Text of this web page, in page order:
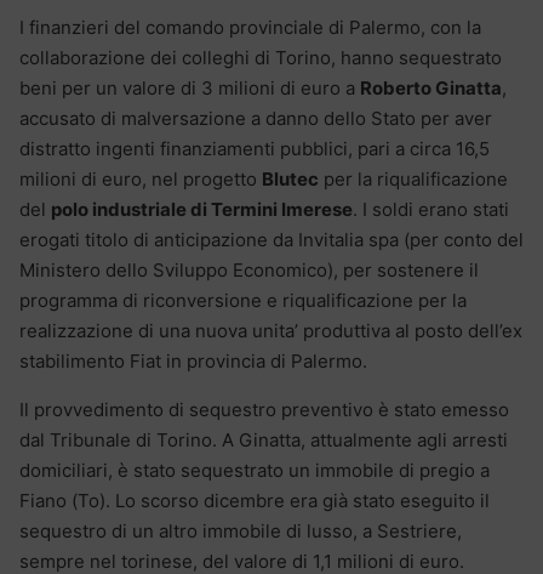
I finanzieri del comando provinciale di Palermo, con la
collaborazione dei colleghi di Torino, hanno sequestrato
beni per un valore di 3 milioni di euro a Roberto Ginatta,
accusato di malversazione a danno dello Stato per aver
distratto ingenti finanziamenti pubblici, pari a circa 16,5
milioni di euro, nel progetto Blutec per la riqualificazione
del polo industriale di Termini Imerese. I soldi erano stati
erogati titolo di anticipazione da Invitalia spa (per conto del
Ministero dello Sviluppo Economico), per sostenere il
programma di riconversione e riqualificazione per la
realizzazione di una nuova unita’ produttiva al posto dell’ex
stabilimento Fiat in provincia di Palermo.
Il provvedimento di sequestro preventivo è stato emesso
dal Tribunale di Torino. A Ginatta, attualmente agli arresti
domiciliari, è stato sequestrato un immobile di pregio a
Fiano (To). Lo scorso dicembre era già stato eseguito il
sequestro di un altro immobile di lusso, a Sestriere,
sempre nel torinese, del valore di 1,1 milioni di euro.